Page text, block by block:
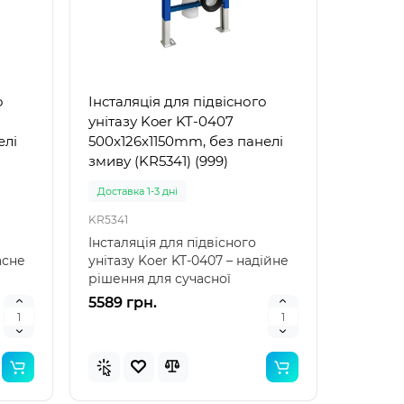
Новинка
Bestway 32034 (Довжина 51 x
Інсталяція для підвісного
унітазу Koer KT-0407
500x126x1150mm, без панелі
змиву (KR5341) (999)
Доставка 1-3 дні
KR5341
Інсталяція для підвісного
унітазу Koer KT-0407 – надійне
рішення для сучасної
сантехніки Інсталяцій..
5589 грн.